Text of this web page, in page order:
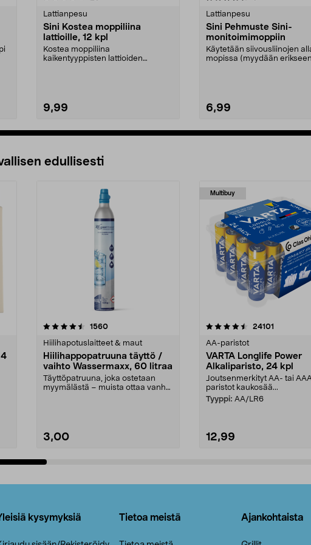
Lattianpesu
Sini Kostea moppiliina
lattioille, 12 kpl
Kostea moppiliina
kaikentyyppisten lattioiden
9,99
Lattianpesu
Sini Pehmuste Sini-
monitoimimoppiin
Käytetään siivousliinojen
mopissa (myydään
6,99
edullisesti
1560arvostelut
Hiilihapotuslaitteet & maut
Hiilihappopatruuna täyttö /
vaihto Wassermaxx, 60 litraa
Täyttöpatruuna, joka ostetaan
myymälästä – muista ottaa vanha
3,00
Multibuy
4.5viidestä
24101
AA-paristot
VARTA Longlife Power
Alkaliparisto, 24 kpl
Joutsenmerkityt AA- tai
paristot kaukosää...
Tyyppi: AA/LR6
12,99
4.5viidestä
kysymyksiä Tietoa meistä Ajankohtaista